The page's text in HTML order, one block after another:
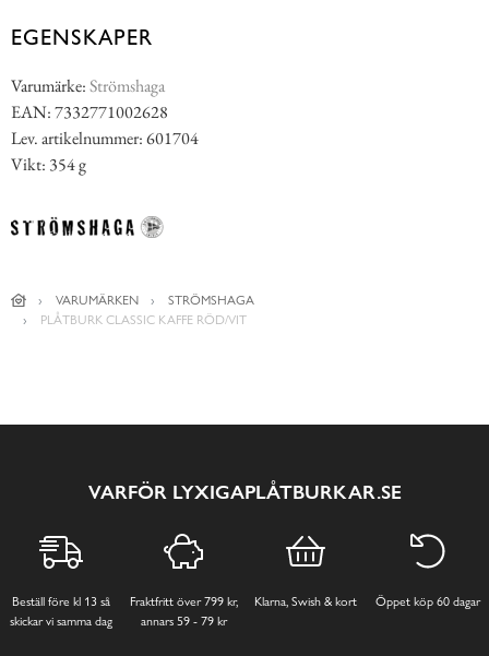
EGENSKAPER
Varumärke:Strömshaga
EAN: 7332771002628
Lev. artikelnummer: 601704
Vikt: 354 g
VARUMÄRKEN
STRÖMSHAGA
PLÅTBURK CLASSIC KAFFE RÖD/VIT
VARFÖR LYXIGAPLÅTBURKAR.SE
Beställ före kl 13 så
skickar vi samma dag
Fraktfritt över 799 kr,
annars 59 - 79 kr
Klarna, Swish & kort Öppet köp 60 dagar